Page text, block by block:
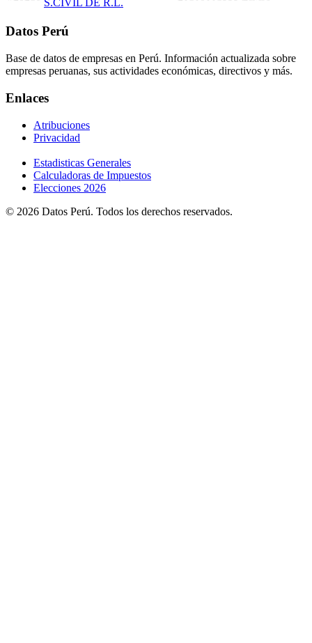
Datos Perú
Base de datos de empresas en Perú. Información actualizada sobre
empresas peruanas, sus actividades económicas, directivos y más.
Enlaces
Atribuciones
Privacidad
Estadisticas Generales
Calculadoras de Impuestos
Elecciones 2026
© 2026 Datos Perú. Todos los derechos reservados.